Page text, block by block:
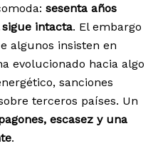
sesenta años
intacta. El embargo
algunos insisten en
evolucionado hacia algo
sanciones
terceros países. Un
escasez y una
.